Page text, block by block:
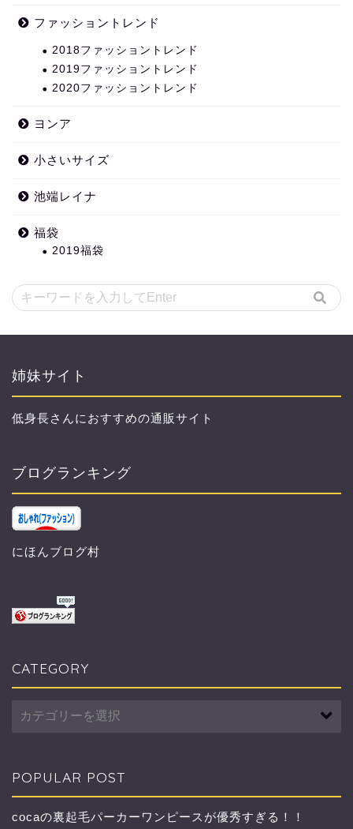
ファッショントレンド
2018ファッショントレンド
2019ファッショントレンド
2020ファッショントレンド
ヨンア
小さいサイズ
池端レイナ
福袋
2019福袋
姉妹サイト
低身長さんにおすすめの通販サイト
ブログランキング
にほんブログ村
CATEGORY
POPULAR POST
cocaの裏起毛パーカーワンピースが優秀すぎる！！